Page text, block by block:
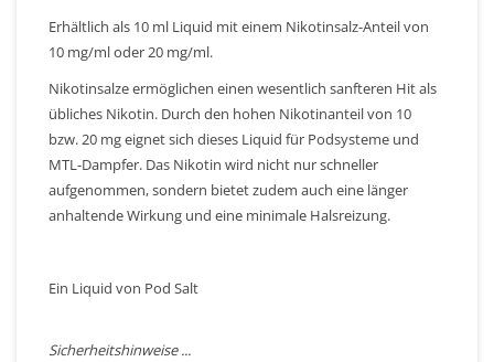
Erhältlich als 10 ml Liquid mit einem Nikotinsalz-Anteil von
10 mg/ml oder 20 mg/ml.
Nikotinsalze ermöglichen einen wesentlich sanfteren Hit als
übliches Nikotin. Durch den hohen Nikotinanteil von 10
bzw. 20 mg eignet sich dieses Liquid für Podsysteme und
MTL-Dampfer. Das Nikotin wird nicht nur schneller
aufgenommen, sondern bietet zudem auch eine länger
anhaltende Wirkung und eine minimale Halsreizung.
Ein Liquid von Pod Salt
Sicherheitshinweise ...